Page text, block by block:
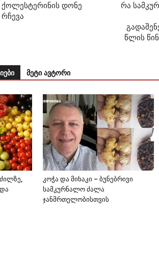
დონე
რა
წლის
მეტი ავტორი
კოჭა და მიხაკი – ბუნებრივი
სამკურნალო ძალა
ჯანმრთელობისთვის